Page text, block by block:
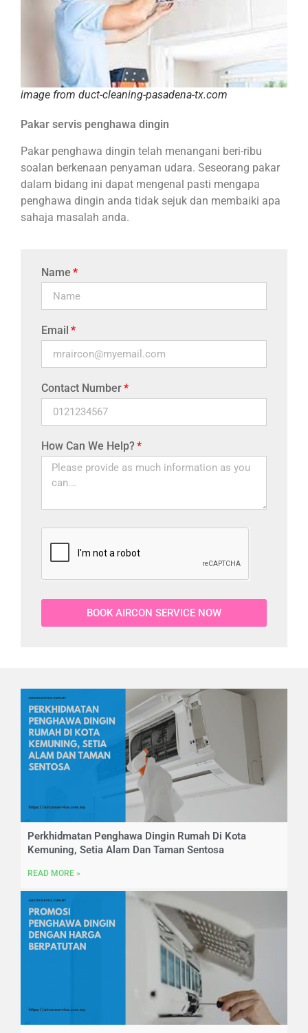
image from duct-cleaning-pasadena-tx.com
Pakar servis penghawa dingin
Pakar penghawa dingin telah menangani beri-ribu
soalan berkenaan penyaman udara. Seseorang pakar
dalam bidang ini dapat mengenal pasti mengapa
penghawa dingin anda tidak sejuk dan membaiki apa
sahaja masalah anda.
Name
Email
Contact Number
How Can We Help?
BOOK AIRCON SERVICE NOW
Perkhidmatan Penghawa Dingin Rumah Di Kota
Kemuning, Setia Alam Dan Taman Sentosa
READ MORE »